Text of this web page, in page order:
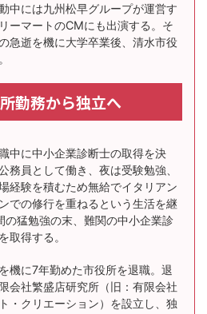
中には九州松早グループが運営す
ーマートのCMにも出演する。そ
急逝を機に大学卒業後、清水市役
勤務から独立へ
中に中小企業診断士の取得を決
務員として働き、夜は受験勉強、
経験を積むため無給でイタリアン
での修行を重ねるという生活を継
の猛勉強の末、難関の中小企業診
取得する。
機に7年勤めた市役所を退職。退
会社繁盛店研究所（旧：有限会社
・クリエーション）を設立し、独